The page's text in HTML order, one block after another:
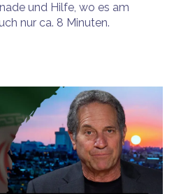
und Hilfe, wo es am
nur ca. 8 Minuten.